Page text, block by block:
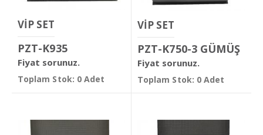
VİP SET
PZT-K935
Fiyat sorunuz.
Toplam Stok: 0 Adet
VİP SET
PZT-K750-3 GÜMÜŞ
Fiyat sorunuz.
Toplam Stok: 0 Adet